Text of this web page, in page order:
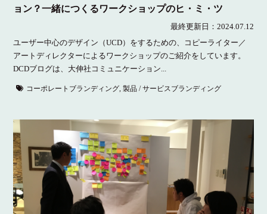
ョン？一緒につくるワークショップのヒ・ミ・ツ
最終更新日： 2024.07.12
ユーザー中心のデザイン（UCD）をするための、コピーライター／
アートディレクターによるワークショップのご紹介をしています。
DCDブログは、大伸社コミュニケーション...
コーポレートブランディング ,製品 / サービスブランディング